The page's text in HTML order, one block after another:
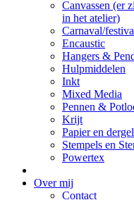
Canvassen (er
in het atelier)
Carnaval/
Encaustic
Hangers &
Hulpmiddelen
Inkt
Mixed Media
Pennen &
Krijt
Papier en
Stempels en
Powertex
Over mij
Contact